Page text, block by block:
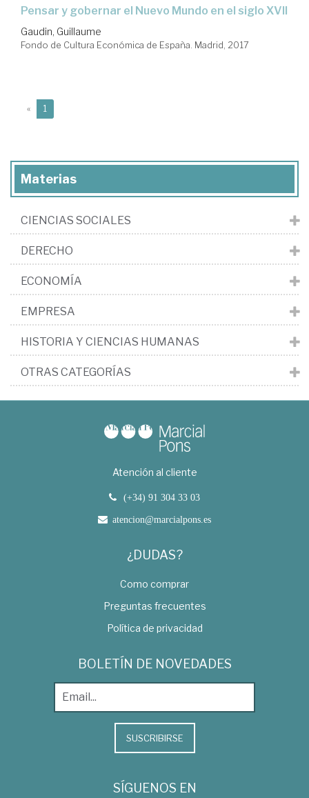
pensar y gobernar el Nuevo Mundo en el siglo XVII
Gaudin, Guillaume
Fondo de Cultura Económica de España. Madrid, 2017
« 1
Materias
CIENCIAS SOCIALES
DERECHO
ECONOMÍA
EMPRESA
HISTORIA Y CIENCIAS HUMANAS
OTRAS CATEGORÍAS
Atención al cliente
(+34) 91 304 33 03
atencion@marcialpons.es
¿DUDAS?
Como comprar
Preguntas frecuentes
Política de privacidad
BOLETÍN DE NOVEDADES
SUSCRIBIRSE
SÍGUENOS EN